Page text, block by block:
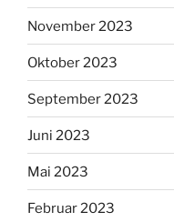
November 2023
Oktober 2023
September 2023
Juni 2023
Mai 2023
Februar 2023